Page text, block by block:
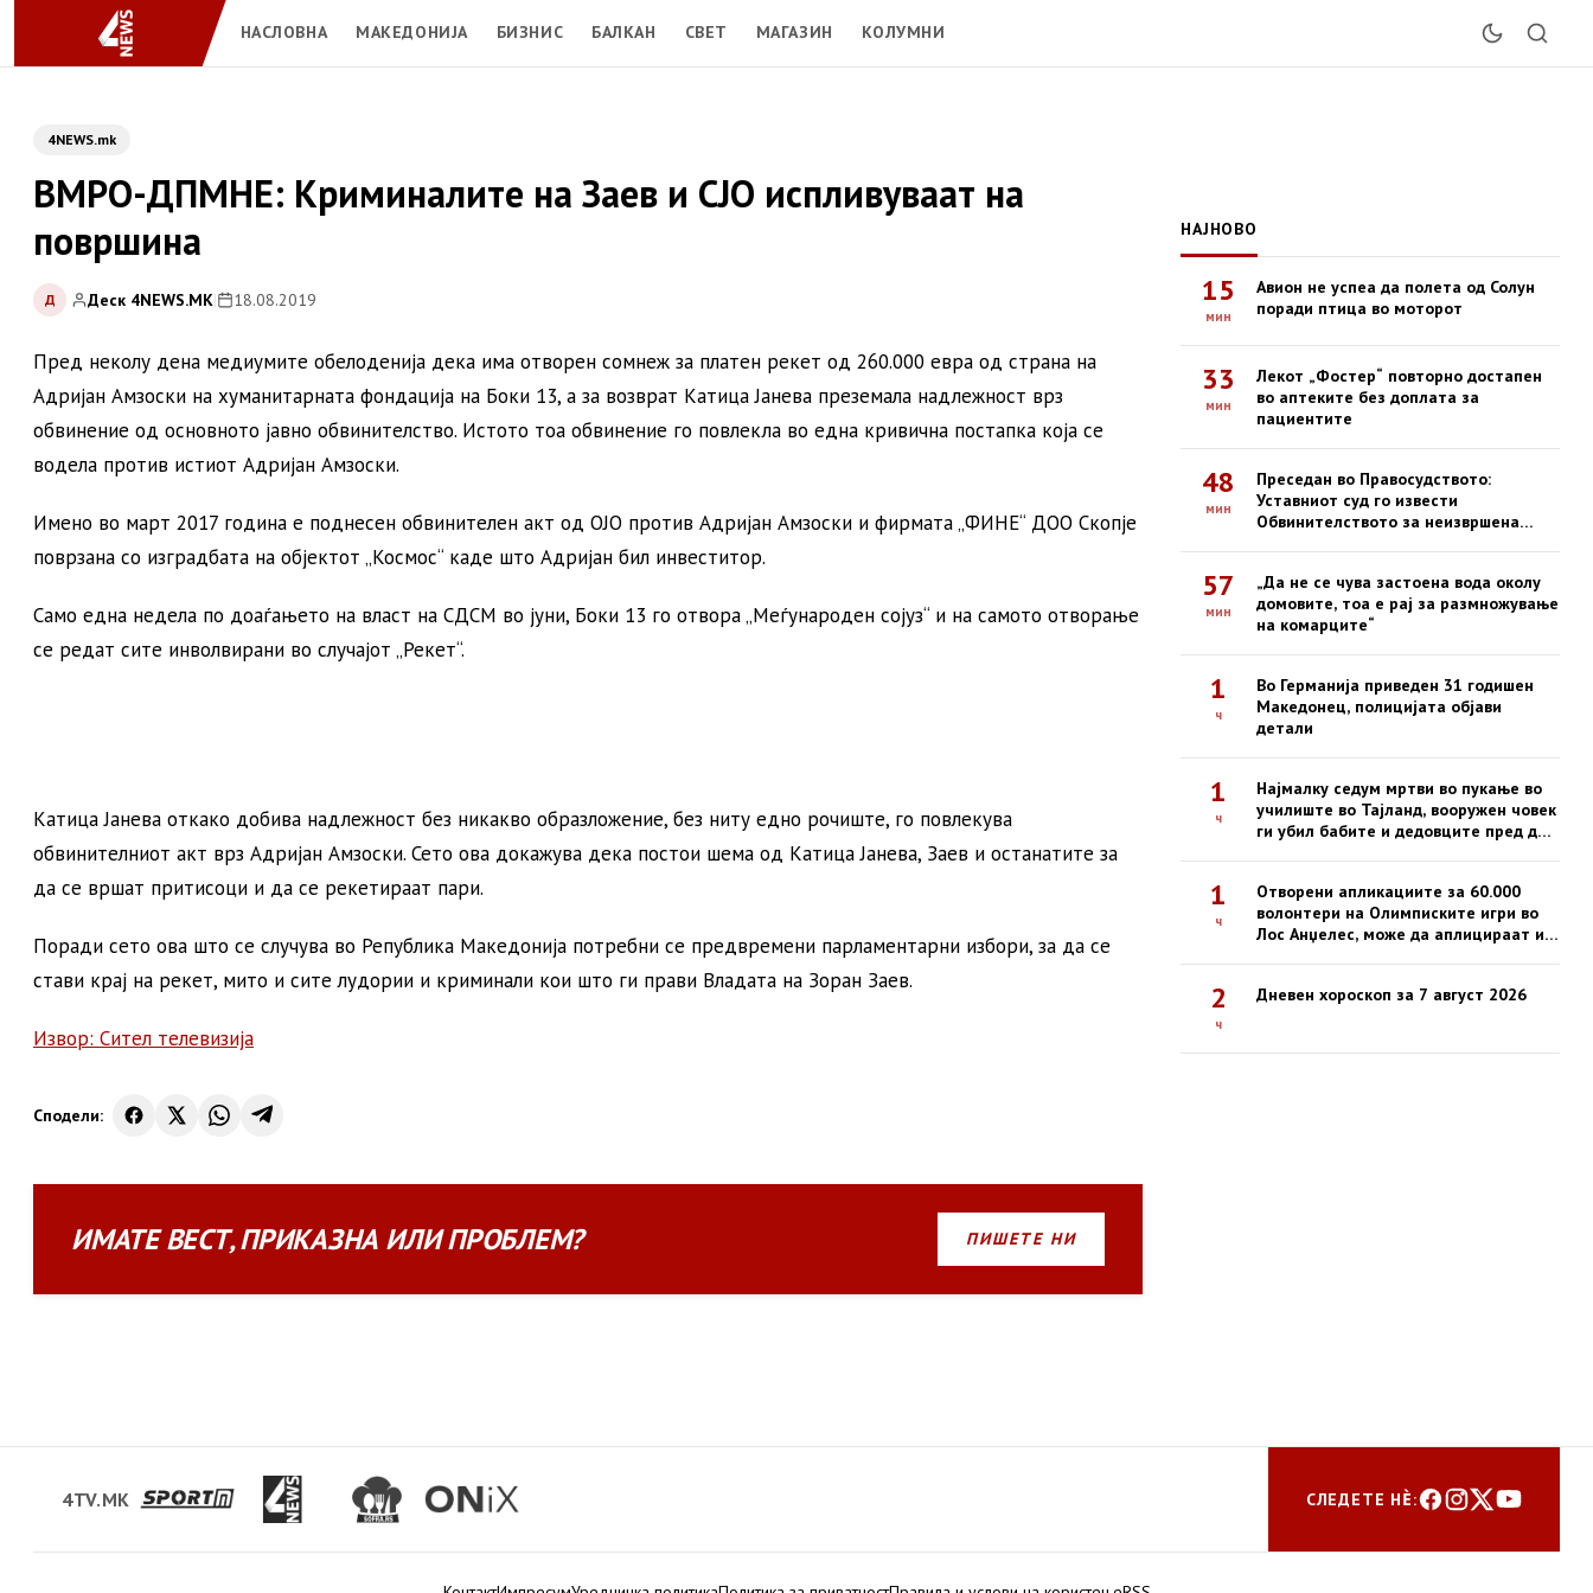
НАСЛОВНА МАКЕДОНИЈА БИЗНИС БАЛКАН СВЕТ МАГАЗИН КОЛУМНИ
4NEWS.mk
ВМРО-ДПМНЕ: Криминалите на Заев и СЈО испливуваат на
површина
Д Деск 4NEWS.MK| 18.08.2019
Пред неколу дена медиумите обелоденија дека има отворен сомнеж за платен рекет од 260.000 евра од страна на
Адријан Амзоски на хуманитарната фондација на Боки 13, а за возврат Катица Јанева преземала надлежност врз
обвинение од основното јавно обвинителство. Истото тоа обвинение го повлекла во една кривична постапка која се
водела против истиот Адријан Амзоски.
Имено во март 2017 година е поднесен обвинителен акт од ОЈО против Адријан Амзоски и фирмата „ФИНЕ“ ДОО Скопје
поврзана со изградбата на објектот „Космос“ каде што Адријан бил инвеститор.
Само една недела по доаѓањето на власт на СДСМ во јуни, Боки 13 го отвора „Меѓународен сојуз“ и на самото отворање
се редат сите инволвирани во случајот „Рекет“.
Катица Јанева откако добива надлежност без никакво образложение, без ниту едно рочиште, го повлекува
обвинителниот акт врз Адријан Амзоски. Сето ова докажува дека постои шема од Катица Јанева, Заев и останатите за
да се вршат притисоци и да се рекетираат пари.
Поради сето ова што се случува во Република Македонија потребни се предвремени парламентарни избори, за да се
стави крај на рекет, мито и сите лудории и криминали кои што ги прави Владата на Зоран Заев.
Извор: Сител телевизија
Сподели:
ИМАТЕВЕСТ,ПРИКАЗНА ИЛИПРОБЛЕМ? ПИШЕТЕ НИ
НАЈНОВО
15
мин
Авион не успеа да полета од Солун
поради птица во моторот
33
мин
Лекот „Фостер“ повторно достапен
во аптеките без доплата за
пациентите
48
мин
Преседан во Правосудството:
Уставниот суд го извести
Обвинителството за неизвршена
57
мин
„Да не се чува застоена вода околу
домовите, тоа е рај за размножување
на комарците“
1
ч
Во Германија приведен 31 годишен
Македонец, полицијата објави
детали
1
ч
Најмалку седум мртви во пукање во
училиште во Тајланд, вооружен човек
ги убил бабите и дедовците пред да
1
ч
Отворени апликациите за 60.000
волонтери на Олимписките игри во
Лос Анџелес, може да аплицираат и
2
ч
Дневен хороскоп за 7 август 2026
4TV.MK СЛЕДЕТЕ НЀ: